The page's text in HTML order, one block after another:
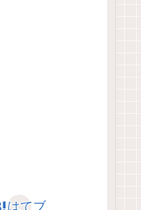
はてブ